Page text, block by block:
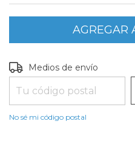
Entregas para el CP:
Medios de envío
No sé mi código postal